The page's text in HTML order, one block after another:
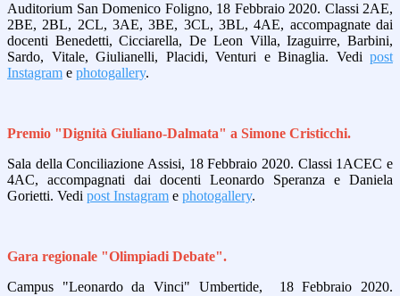
Auditorium San Domenico Foligno, 18 Febbraio 2020. Classi 2AE,
2BE, 2BL, 2CL, 3AE, 3BE, 3CL, 3BL, 4AE, accompagnate dai
docenti Benedetti, Cicciarella, De Leon Villa, Izaguirre, Barbini,
Sardo, Vitale, Giulianelli, Placidi, Venturi e Binaglia. Vedi post
Instagram e photogallery.
Premio "Dignità Giuliano-Dalmata" a Simone Cristicchi.
Sala della Conciliazione Assisi, 18 Febbraio 2020. Classi 1ACEC e
4AC, accompagnati dai docenti Leonardo Speranza e Daniela
Gorietti. Vedi post Instagram e photogallery.
Gara regionale "Olimpiadi Debate".
Campus "Leonardo da Vinci" Umbertide, 18 Febbraio 2020.